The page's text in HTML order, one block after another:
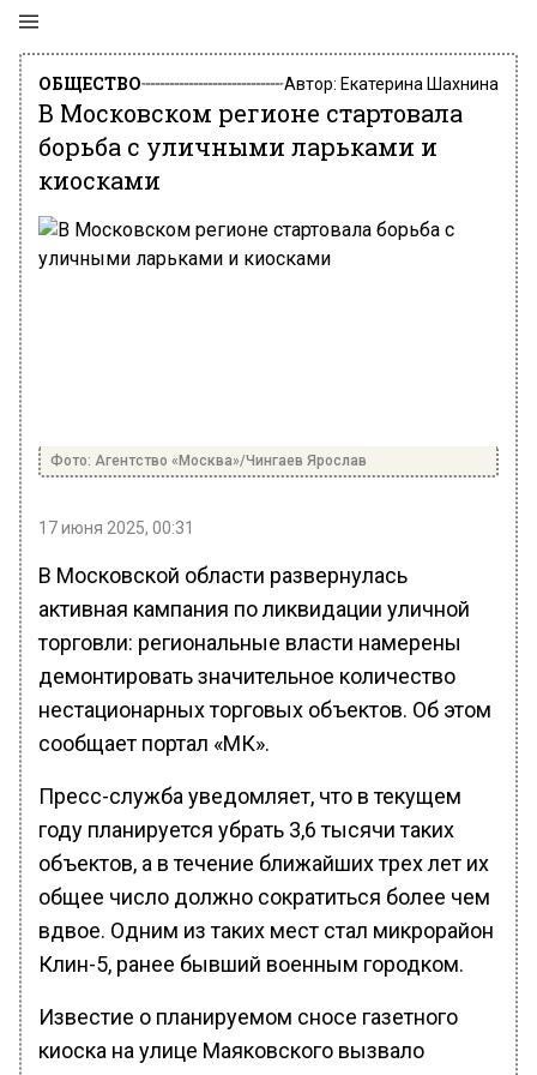
ОБЩЕСТВО Автор: Екатерина Шахнина
В Московском регионе стартовала
борьба с уличными ларьками и
киосками
Фото: Агентство «Москва»/Чингаев Ярослав
17 июня 2025, 00:31
В Московской области развернулась
активная кампания по ликвидации уличной
торговли: региональные власти намерены
демонтировать значительное количество
нестационарных торговых объектов. Об этом
сообщает портал «МК».
Пресс-служба уведомляет, что в текущем
году планируется убрать 3,6 тысячи таких
объектов, а в течение ближайших трех лет их
общее число должно сократиться более чем
вдвое. Одним из таких мест стал микрорайон
Клин-5, ранее бывший военным городком.
Известие о планируемом сносе газетного
киоска на улице Маяковского вызвало